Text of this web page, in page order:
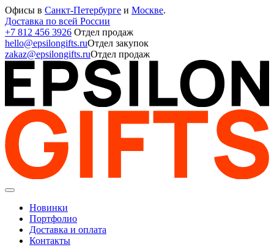
Офисы в Санкт-Петербурге и Москве.
Доставка по всей России
+7 812 456 3926 Отдел продаж
hello@epsilongifts.ruОтдел закупок
zakaz@epsilongifts.ruОтдел продаж
Новинки
Портфолио
Доставка и оплата
Контакты